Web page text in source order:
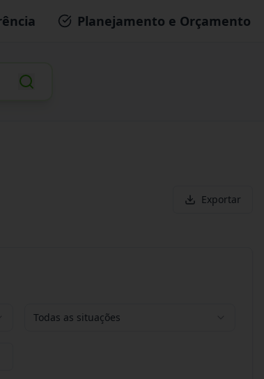
Planejamento e Orçamento
Exportar
Todas as situações